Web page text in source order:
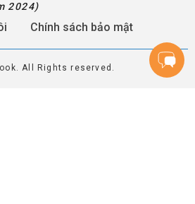
2024)
Chính sách bảo mật
All Rights reserved.